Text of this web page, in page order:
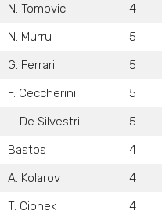
N. Tomovic
4
N. Murru
5
G. Ferrari
5
F. Ceccherini
5
L. De Silvestri
5
Bastos
4
A. Kolarov
4
T. Cionek
4